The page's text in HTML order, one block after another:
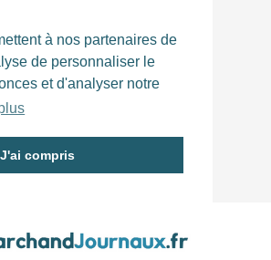
à nos partenaires de
de personnaliser le
et d'analyser notre
J'ai compris